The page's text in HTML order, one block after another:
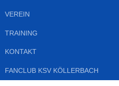
VEREIN
TRAINING
KONTAKT
FANCLUB KSV KÖLLERBACH